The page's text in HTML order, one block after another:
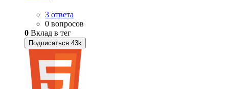
3 ответа
0 вопросов
0 Вклад в тег
Подписаться 43k